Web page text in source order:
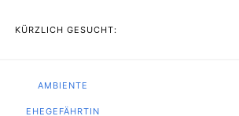
KÜRZLICH GESUCHT:
AMBIENTE
EHEGEFÄHRTIN